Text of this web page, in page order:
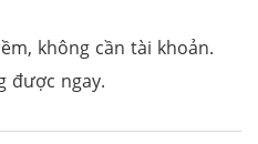
không cần tài khoản.
được ngay.